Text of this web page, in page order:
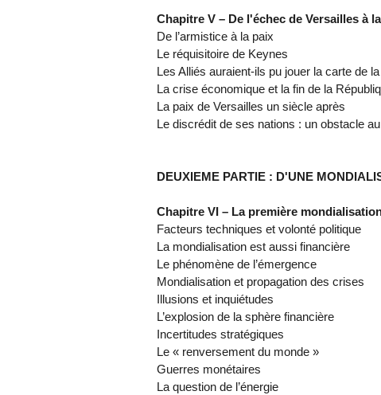
Chapitre V – De l'échec de Versailles à
De l’armistice à la paix
Le réquisitoire de Keynes
Les Alliés auraient-ils pu jouer la carte de
La crise économique et la fin de la
La paix de Versailles un siècle après
Le discrédit de ses nations : un obstacle
DEUXIEME PARTIE : D'UNE
Chapitre VI – La première
Facteurs techniques et volonté politique
La mondialisation est aussi financière
Le phénomène de l’émergence
Mondialisation et propagation des crises
Illusions et inquiétudes
L’explosion de la sphère financière
Incertitudes stratégiques
Le « renversement du monde »
Guerres monétaires
La question de l’énergie